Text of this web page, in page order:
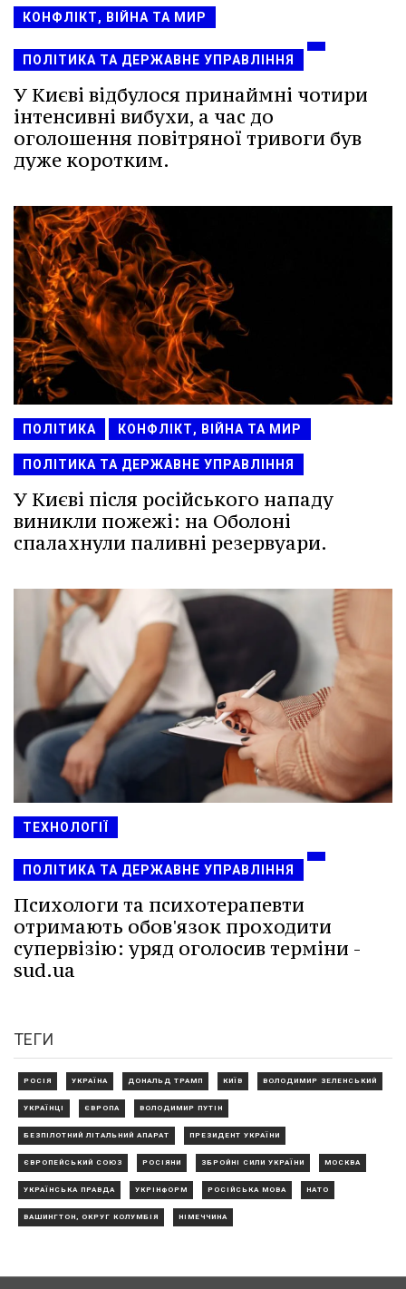
КОНФЛІКТ, ВІЙНА ТА МИР
ПОЛІТИКА ТА ДЕРЖАВНЕ УПРАВЛІННЯ
У Києві відбулося принаймні чотири
інтенсивні вибухи, а час до
оголошення повітряної тривоги був
дуже коротким.
ПОЛІТИКА КОНФЛІКТ, ВІЙНА ТА МИР
ПОЛІТИКА ТА ДЕРЖАВНЕ УПРАВЛІННЯ
У Києві після російського нападу
виникли пожежі: на Оболоні
спалахнули паливні резервуари.
ТЕХНОЛОГІЇ
ПОЛІТИКА ТА ДЕРЖАВНЕ УПРАВЛІННЯ
Психологи та психотерапевти
отримають обов'язок проходити
супервізію: уряд оголосив терміни -
sud.ua
ТЕГИ
РОСІЯ УКРАЇНА ДОНАЛЬД ТРАМП КИЇВ ВОЛОДИМИР ЗЕЛЕНСЬКИЙ
УКРАЇНЦІ ЄВРОПА ВОЛОДИМИР ПУТІН
БЕЗПІЛОТНИЙ ЛІТАЛЬНИЙ АПАРАТ ПРЕЗИДЕНТ УКРАЇНИ
ЄВРОПЕЙСЬКИЙ СОЮЗ РОСІЯНИ ЗБРОЙНІ СИЛИ УКРАЇНИ МОСКВА
УКРАЇНСЬКА ПРАВДА УКРІНФОРМ РОСІЙСЬКА МОВА НАТО
ВАШИНГТОН, ОКРУГ КОЛУМБІЯ НІМЕЧЧИНА